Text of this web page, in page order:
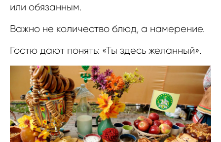
или обязанным.
Важно не количество блюд, а намерение.
Гостю дают понять: «Ты здесь желанный».